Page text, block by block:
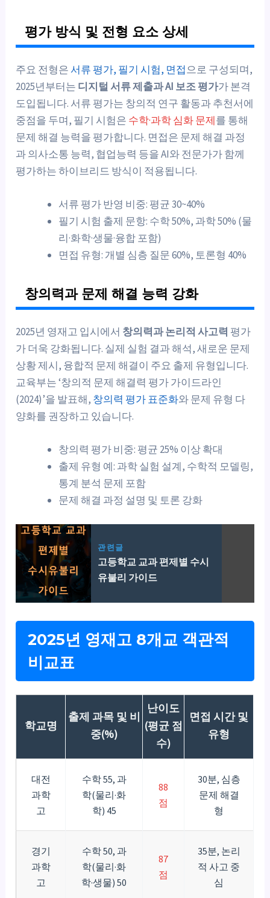
평가 방식 및 전형 요소 상세
주요 전형은 서류 평가, 필기 시험, 면접으로 구성되며,
2025년부터는 디지털 서류 제출과 AI 보조 평가가 본격
도입됩니다. 서류 평가는 창의적 연구 활동과 추천서에
중점을 두며, 필기 시험은 수학·과학 심화 문제를 통해
문제 해결 능력을 평가합니다. 면접은 문제 해결 과정
과 의사소통 능력, 협업능력 등을 AI와 전문가가 함께
평가하는 하이브리드 방식이 적용됩니다.
서류 평가 반영 비중: 평균 30~40%
필기 시험 출제 문항: 수학 50%, 과학 50% (물
리·화학·생물·융합 포함)
면접 유형: 개별 심층 질문 60%, 토론형 40%
창의력과 문제 해결 능력 강화
2025년 영재고 입시에서 창의력과 논리적 사고력 평가
가 더욱 강화됩니다. 실제 실험 결과 해석, 새로운 문제
상황 제시, 융합적 문제 해결이 주요 출제 유형입니다.
교육부는 ‘창의적 문제 해결력 평가 가이드라인
(2024)’을 발표해, 창의력 평가 표준화와 문제 유형 다
양화를 권장하고 있습니다.
창의력 평가 비중: 평균 25% 이상 확대
출제 유형 예: 과학 실험 설계, 수학적 모델링,
통계 분석 문제 포함
문제 해결 과정 설명 및 토론 강화
관련글
고등학교 교과 편제별 수시
유불리 가이드
2025년 영재고 8개교 객관적
비교표
학교명
출제 과목 및 비
중(%)
난이도
(평균 점
수)
면접 시간 및
유형
대전
과학
고
수학 55, 과
학(물리·화
학) 45
88
점
30분, 심층
문제 해결
형
경기
과학
고
수학 50, 과
학(물리·화
학·생물) 50
87
점
35분, 논리
적 사고 중
심